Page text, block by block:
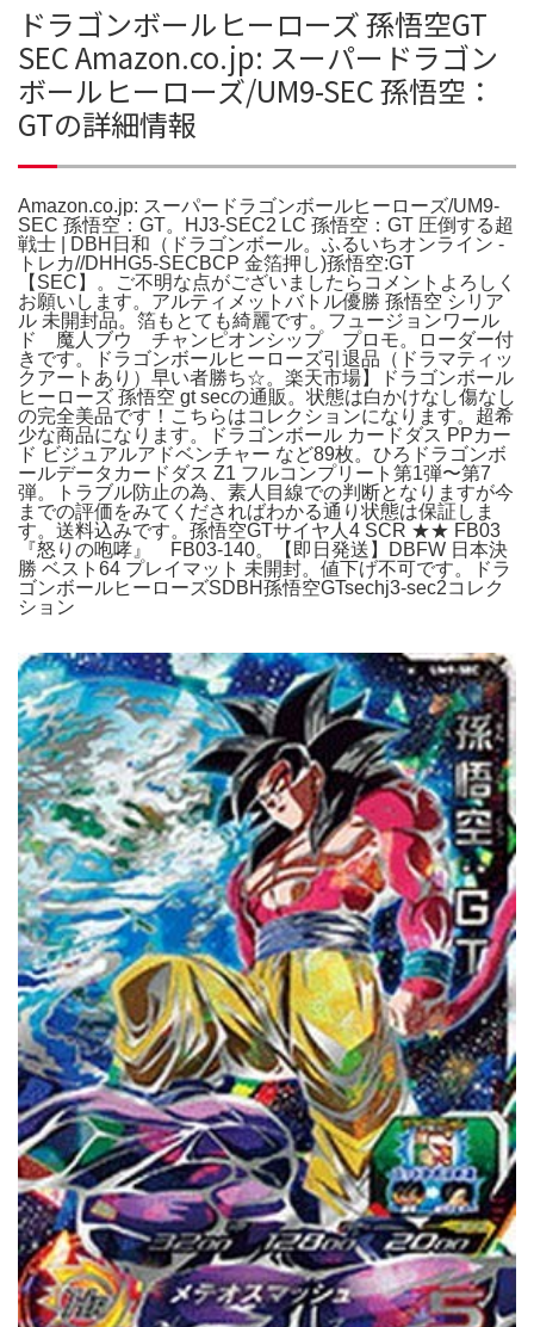
ドラゴンボールヒーローズ 孫悟空GT
SEC Amazon.co.jp: スーパードラゴン
ボールヒーローズ/UM9-SEC 孫悟空：
GTの詳細情報
Amazon.co.jp: スーパードラゴンボールヒーローズ/UM9-
SEC 孫悟空：GT。HJ3-SEC2 LC 孫悟空：GT 圧倒する超
戦士 | DBH日和（ドラゴンボール。ふるいちオンライン -
トレカ//DHHG5-SECBCP 金箔押し)孫悟空:GT
【SEC】。ご不明な点がございましたらコメントよろしく
お願いします。アルティメットバトル優勝 孫悟空 シリア
ル 未開封品。箔もとても綺麗です。フュージョンワール
ド 魔人ブウ チャンピオンシップ プロモ。ローダー付
きです。ドラゴンボールヒーローズ引退品（ドラマティッ
クアートあり）早い者勝ち☆。楽天市場】ドラゴンボール
ヒーローズ 孫悟空 gt secの通販。状態は白かけなし傷なし
の完全美品です！こちらはコレクションになります。超希
少な商品になります。ドラゴンボール カードダス PPカー
ド ビジュアルアドベンチャー など89枚。ひろドラゴンボ
ールデータカードダス Z1 フルコンプリート第1弾〜第7
弾。トラブル防止の為、素人目線での判断となりますが今
までの評価をみてくださればわかる通り状態は保証しま
す。送料込みです。孫悟空GTサイヤ人4 SCR ★★ FB03
『怒りの咆哮』 FB03-140。【即日発送】DBFW 日本決
勝 ベスト64 プレイマット 未開封。値下げ不可です。ドラ
ゴンボールヒーローズSDBH孫悟空GTsechj3-sec2コレク
ション